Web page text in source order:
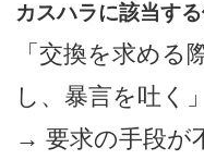
カスハラに該当する
「交換を求める
し、暴言を吐く」
→ 要求の手段が